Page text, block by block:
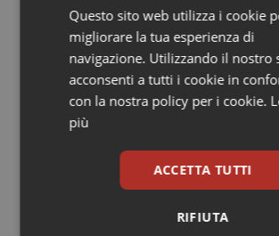
Salute orale & impianti
Sangue & coagulazione
Tiroide
Tumore al seno
Scienza e Farmaci
Ebola in Congo. Oms e
“Epidemia più veloce della
Quasi 4mila casi e 1.801
West Nile. D’Alterio (Rete
“Sorveglianza e dati
preparato”
Questo sito web utilizza i cookie
migliorare la tua esperienza di
navigazione. Utilizzando il nostro
acconsenti a tutti i cookie in
con la nostra policy per i cookie.
più
ACCETTA TUTTI
RIFIUTA